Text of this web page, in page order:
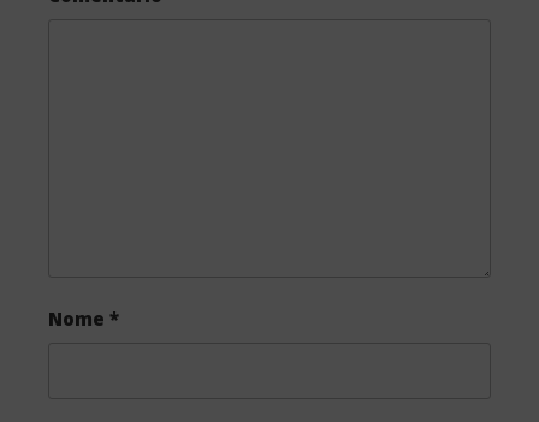
Nome *